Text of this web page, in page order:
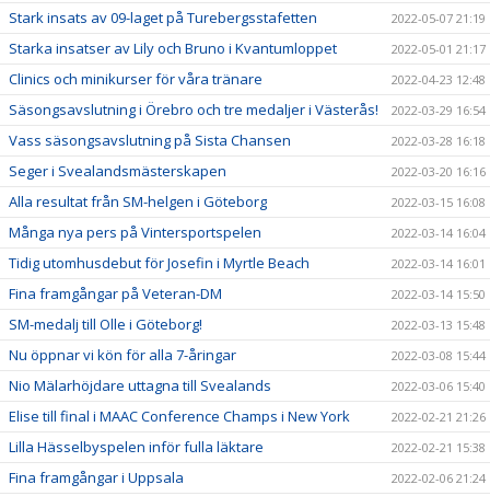
Stark insats av 09-laget på Turebergsstafetten 2022-05-07 21:19
Starka insatser av Lily och Bruno i Kvantumloppet 2022-05-01 21:17
Clinics och minikurser för våra tränare 2022-04-23 12:48
Säsongsavslutning i Örebro och tre medaljer i Västerås! 2022-03-29 16:54
Vass säsongsavslutning på Sista Chansen 2022-03-28 16:18
Seger i Svealandsmästerskapen 2022-03-20 16:16
Alla resultat från SM-helgen i Göteborg 2022-03-15 16:08
Många nya pers på Vintersportspelen 2022-03-14 16:04
Tidig utomhusdebut för Josefin i Myrtle Beach 2022-03-14 16:01
Fina framgångar på Veteran-DM 2022-03-14 15:50
SM-medalj till Olle i Göteborg! 2022-03-13 15:48
Nu öppnar vi kön för alla 7-åringar 2022-03-08 15:44
Nio Mälarhöjdare uttagna till Svealands 2022-03-06 15:40
Elise till final i MAAC Conference Champs i New York 2022-02-21 21:26
Lilla Hässelbyspelen inför fulla läktare 2022-02-21 15:38
Fina framgångar i Uppsala 2022-02-06 21:24